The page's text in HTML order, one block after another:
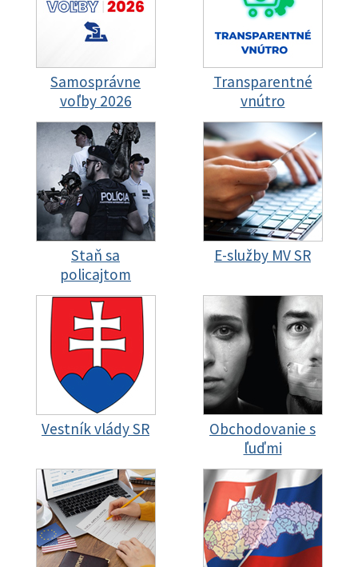
Samosprávne
voľby 2026
Transparentné
vnútro
Staň sa
policajtom
E-služby MV SR
Vestník vlády SR
Obchodovanie s
ľuďmi